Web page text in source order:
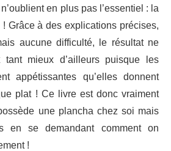
en plus pas l’essentiel : la
Grâce à des explications précises,
aucune difficulté, le résultat ne
tant mieux d’ailleurs puisque les
appétissantes qu’elles donnent
plat ! Ce livre est donc vraiment
une plancha chez soi mais
en se demandant comment on
!